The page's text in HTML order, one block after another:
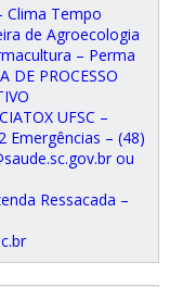
Clima Tempo
de Agroecologia
– Perma
DE PROCESSO
UFSC –
Emergências – (48)
ou
Ressacada –